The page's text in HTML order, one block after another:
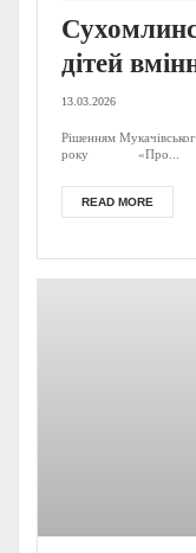
дітей
філософом
13.03.2026
Рішенням
року «Про...
READ MORE